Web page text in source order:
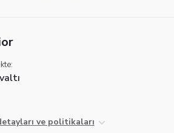
ve politikaları